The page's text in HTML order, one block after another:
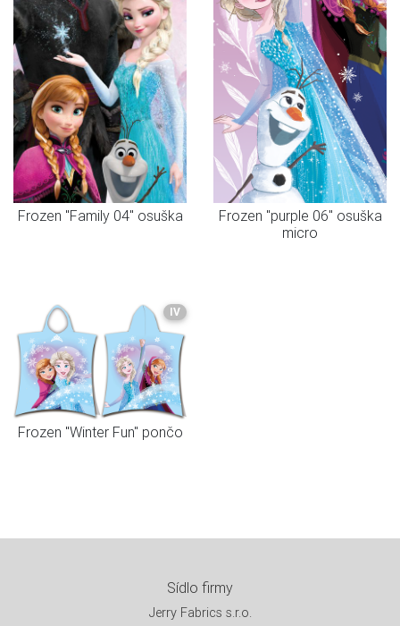
Frozen "Family 04" osuška
Frozen "purple 06" osuška
micro
IV
Frozen "Winter Fun" pončo
Sídlo firmy
Jerry Fabrics s.r.o.